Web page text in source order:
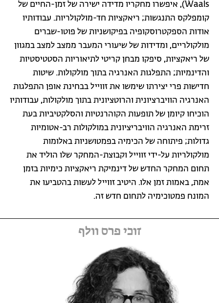
Waals), איפשרו מחקריו מדידה ישירה של זמן-החיים של
קומפלקס התנגשות; ריאקציות חד-מולקולריות. עבודותיו
אודות הספקטרוסקופיה בפיקושניות של פוטו-שברים
מולקולריים, ומדידות של שיעורי המעבר ממצב למצב במגוון
של ריאקציות, סיפקו מבחן קריטי לתיאוריות הסטטיסטיות
והדינמיות; התפלגות האנרגיה בתוך מולקולות. שיטות
חדישות פרי יצירתו שימשו את זווייל בבחינת אופן התפלגות
האנרגיה הוויברציונית והרוטציונית בתוך מולקולות, עבודותיו
הוכיחו קיומן של תופעות הקוהרנטיות והסלקטיביות בעת
זרימת האנרגיה הוויבריציונית במולקולות רב-אטומיות
גדולות; פיתוחה של הכימיה בפמטושניות באלומות
מולקולריות על-ידי זווייל וקבוצת-המחקר שלו הוליד את
תחום המחקר החדש של דינמיקת ריאקציות כימיות בזמן
אמת, באמות זמן אלו. היטיב זווייל לעשות בהטביעו את
המונח פמטוכימיה לתחום חדש זה.
זוכי פרס וולף